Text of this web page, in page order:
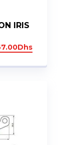
IRIS
Dhs